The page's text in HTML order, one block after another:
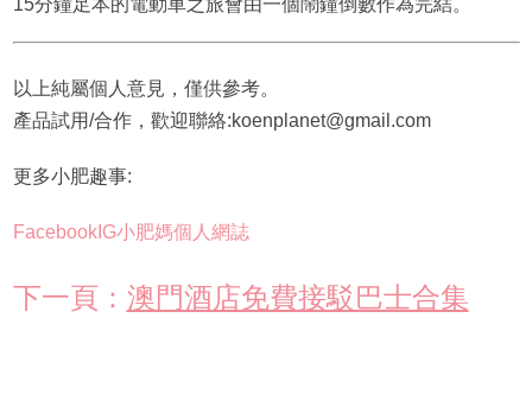
15分鐘足本的電動車之旅會由一個鬧鐘倒數作為完結。
以上純屬個人意見，僅供參考。
產品試用/合作，歡迎聯絡:koenplanet@gmail.com
更多小肥趣事:
FacebookIG小肥媽個人網誌
下一頁： 澳門酒店免費接駁巴士合集